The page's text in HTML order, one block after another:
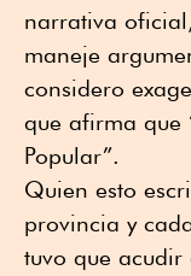
narrativa
maneje
considero
que afirma que
Popular”.
Quien esto
provincia y
tuvo que acudir